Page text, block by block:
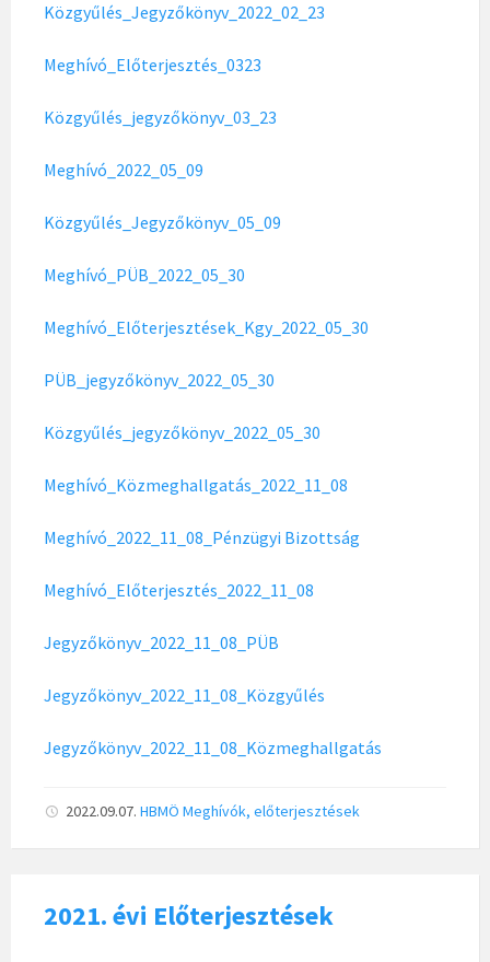
Közgyűlés_Jegyzőkönyv_2022_02_23
Meghívó_Előterjesztés_0323
Közgyűlés_jegyzőkönyv_03_23
Meghívó_2022_05_09
Közgyűlés_Jegyzőkönyv_05_09
Meghívó_PÜB_2022_05_30
Meghívó_Előterjesztések_Kgy_2022_05_30
PÜB_jegyzőkönyv_2022_05_30
Közgyűlés_jegyzőkönyv_2022_05_30
Meghívó_Közmeghallgatás_2022_11_08
Meghívó_2022_11_08_Pénzügyi Bizottság
Meghívó_Előterjesztés_2022_11_08
Jegyzőkönyv_2022_11_08_PÜB
Jegyzőkönyv_2022_11_08_Közgyűlés
Jegyzőkönyv_2022_11_08_Közmeghallgatás
2022.09.07. HBMÖ Meghívók, előterjesztések
2021. évi Előterjesztések